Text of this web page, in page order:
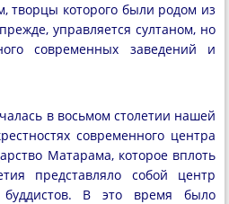
творцы которого были родом из
управляется султаном, но
современных заведений и
в восьмом столетии нашей
современного центра
Матарама, которое вплоть
представляло собой центр
буддистов. В это время было